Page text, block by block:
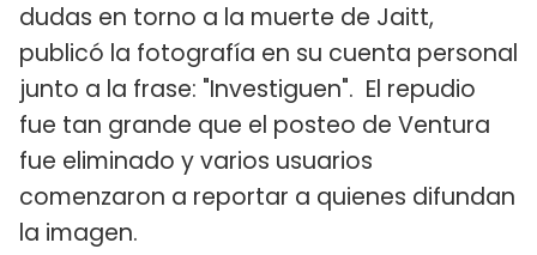
dudas en torno a la muerte de Jaitt,
publicó la fotografía en su cuenta personal
junto a la frase: "Investiguen". El repudio
fue tan grande que el posteo de Ventura
fue eliminado y varios usuarios
comenzaron a reportar a quienes difundan
la imagen.